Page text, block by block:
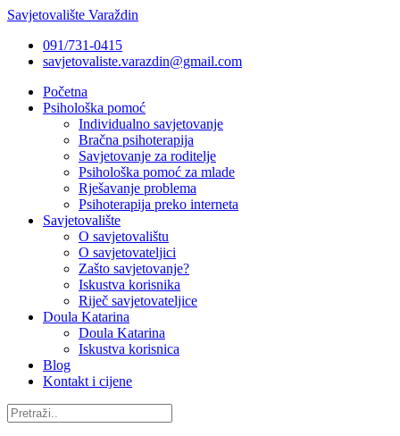
Savjetovalište Varaždin
091/731-0415
savjetovaliste.varazdin@gmail.com
Početna
Psihološka pomoć
Individualno savjetovanje
Bračna psihoterapija
Savjetovanje za roditelje
Psihološka pomoć za mlade
Rješavanje problema
Psihoterapija preko interneta
Savjetovalište
O savjetovalištu
O savjetovateljici
Zašto savjetovanje?
Iskustva korisnika
Riječ savjetovateljice
Doula Katarina
Doula Katarina
Iskustva korisnica
Blog
Kontakt i cijene